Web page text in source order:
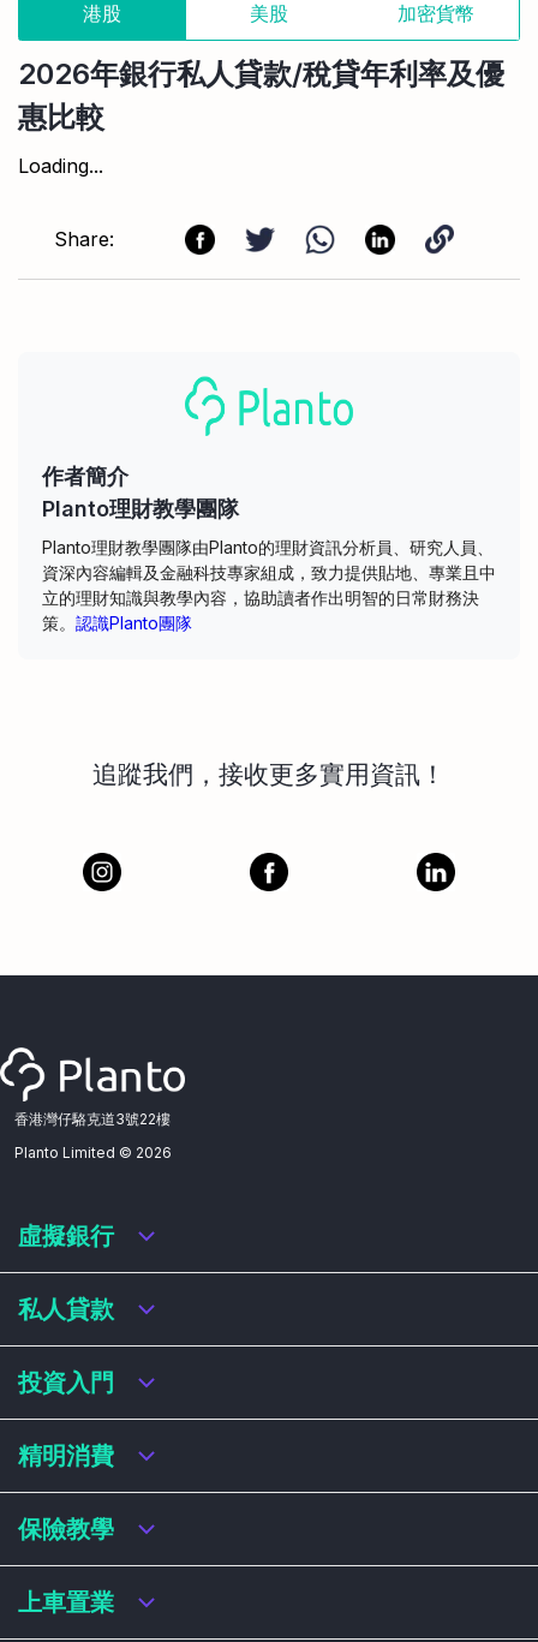
港股 美股 加密貨幣
2026年銀行私人貸款/稅貸年利率及優
惠比較
Loading...
Share:
作者簡介
Planto理財教學團隊
Planto理財教學團隊由Planto的理財資訊分析員、研究人員、
資深內容編輯及金融科技專家組成，致力提供貼地、專業且中
立的理財知識與教學內容，協助讀者作出明智的日常財務決
策。 認識Planto團隊
追蹤我們，接收更多實用資訊！
香港灣仔駱克道3號22樓
Planto Limited © 2026
虛擬銀行
虛擬銀行迎新優惠
虛擬銀行存款利率比較
虛擬銀行銀扣賬卡 / 信用卡
虛擬銀行貸款
私人貸款
私人貸款年利率比較
網上即批貸款
結餘轉戶
稅務貸款
財務公司貸款
投資入門
港股戶口收費及迎新優惠
基金平台比較
買加密貨幣教學
精明消費
網購信用卡
飛行里數信用卡
學生信用卡
保險教學
買保險基本概念
上車置業